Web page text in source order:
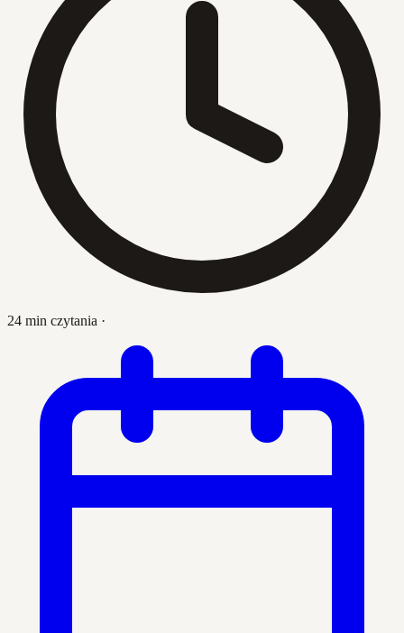
24 min czytania ·